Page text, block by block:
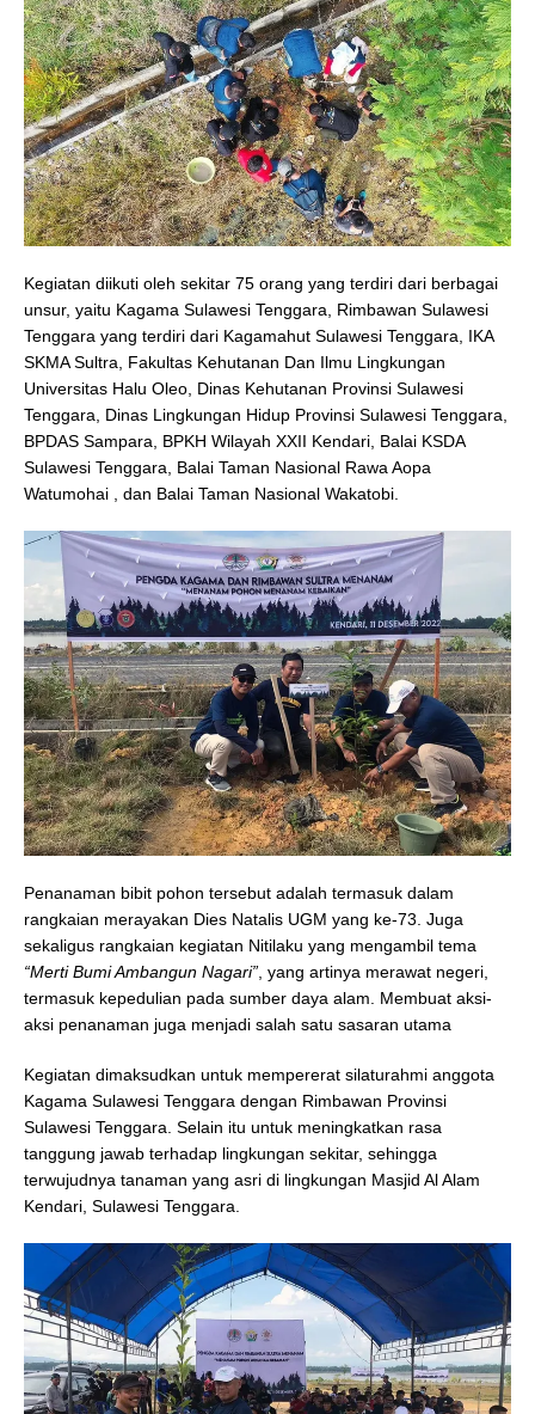
Kegiatan diikuti oleh sekitar 75 orang yang terdiri dari berbagai
unsur, yaitu Kagama Sulawesi Tenggara, Rimbawan Sulawesi
Tenggara yang terdiri dari Kagamahut Sulawesi Tenggara, IKA
SKMA Sultra, Fakultas Kehutanan Dan Ilmu Lingkungan
Universitas Halu Oleo, Dinas Kehutanan Provinsi Sulawesi
Tenggara, Dinas Lingkungan Hidup Provinsi Sulawesi Tenggara,
BPDAS Sampara, BPKH Wilayah XXII Kendari, Balai KSDA
Sulawesi Tenggara, Balai Taman Nasional Rawa Aopa
Watumohai , dan Balai Taman Nasional Wakatobi.
Penanaman bibit pohon tersebut adalah termasuk dalam
rangkaian merayakan Dies Natalis UGM yang ke-73. Juga
sekaligus rangkaian kegiatan Nitilaku yang mengambil tema
“Merti Bumi Ambangun Nagari” , yang artinya merawat negeri,
termasuk kepedulian pada sumber daya alam. Membuat aksi-
aksi penanaman juga menjadi salah satu sasaran utama
Kegiatan dimaksudkan untuk mempererat silaturahmi anggota
Kagama Sulawesi Tenggara dengan Rimbawan Provinsi
Sulawesi Tenggara. Selain itu untuk meningkatkan rasa
tanggung jawab terhadap lingkungan sekitar, sehingga
terwujudnya tanaman yang asri di lingkungan Masjid Al Alam
Kendari, Sulawesi Tenggara.